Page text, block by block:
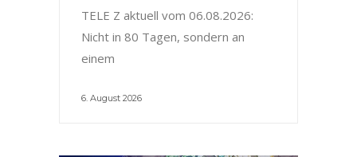
TELE Z aktuell vom 06.08.2026:
Nicht in 80 Tagen, sondern an
einem
6. August 2026